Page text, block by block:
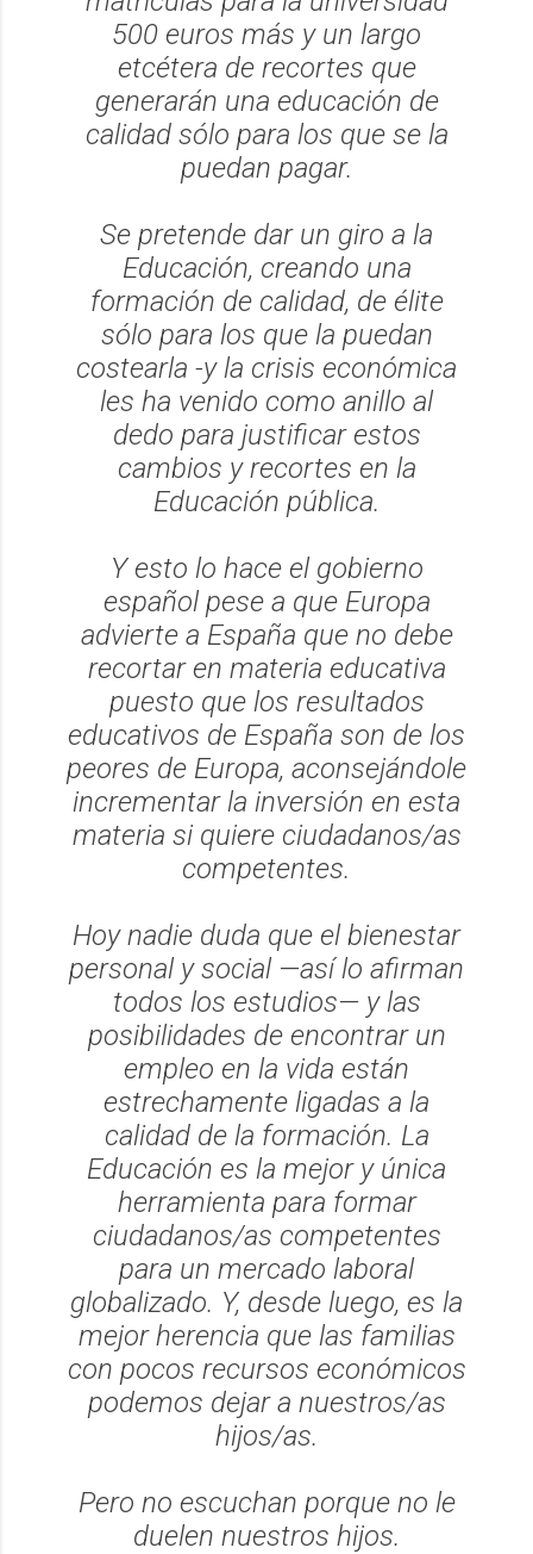
500 euros más y un largo
etcétera de recortes que
generarán una educación de
calidad sólo para los que se la
puedan pagar.
Se pretende dar un giro a la
Educación, creando una
formación de calidad, de élite
sólo para los que la puedan
costearla -y la crisis económica
les ha venido como anillo al
dedo para justificar estos
cambios y recortes en la
Educación pública.
Y esto lo hace el gobierno
español pese a que Europa
advierte a España que no debe
recortar en materia educativa
puesto que los resultados
educativos de España son de los
peores de Europa, aconsejándole
incrementar la inversión en esta
materia si quiere ciudadanos/as
competentes.
Hoy nadie duda que el bienestar
personal y social —así lo afirman
todos los estudios— y las
posibilidades de encontrar un
empleo en la vida están
estrechamente ligadas a la
calidad de la formación. La
Educación es la mejor y única
herramienta para formar
ciudadanos/as competentes
para un mercado laboral
globalizado. Y, desde luego, es la
mejor herencia que las familias
con pocos recursos económicos
podemos dejar a nuestros/as
hijos/as.
Pero no escuchan porque no le
duelen nuestros hijos.